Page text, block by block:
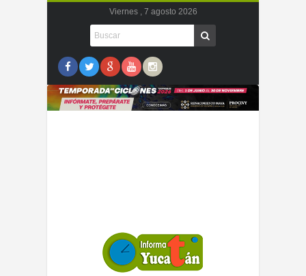
Viernes , 7 agosto 2026